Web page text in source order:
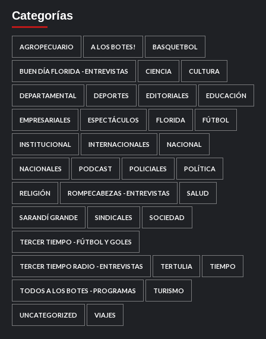
Categorías
AGROPECUARIO A LOS BOTES! BASQUETBOL
BUEN DÍA FLORIDA - ENTREVISTAS CIENCIA CULTURA
DEPARTAMENTAL DEPORTES EDITORIALES EDUCACIÓN
EMPRESARIALES ESPECTÁCULOS FLORIDA FÚTBOL
INSTITUCIONAL INTERNACIONALES NACIONAL
NACIONALES PODCAST POLICIALES POLÍTICA
RELIGIÓN ROMPECABEZAS - ENTREVISTAS SALUD
SARANDÍ GRANDE SINDICALES SOCIEDAD
TERCER TIEMPO - FÚTBOL Y GOLES
TERCER TIEMPO RADIO - ENTREVISTAS TERTULIA TIEMPO
TODOS A LOS BOTES - PROGRAMAS TURISMO
UNCATEGORIZED VIAJES